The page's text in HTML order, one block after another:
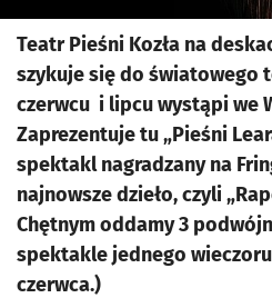
Teatr Pieśni Kozła na
szykuje się do światowego
czerwcu i lipcu wystąpi we
Zaprezentuje tu „Pieśni
spektakl nagradzany na
najnowsze dzieło, czyli
Chętnym oddamy 3
spektakle jednego
czerwca.)